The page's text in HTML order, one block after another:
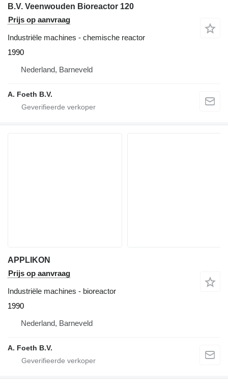
B.V. Veenwouden Bioreactor 120
Prijs op aanvraag
Industriële machines - chemische reactor
1990
Nederland, Barneveld
A. Foeth B.V.
APPLIKON
Prijs op aanvraag
Industriële machines - bioreactor
1990
Nederland, Barneveld
A. Foeth B.V.